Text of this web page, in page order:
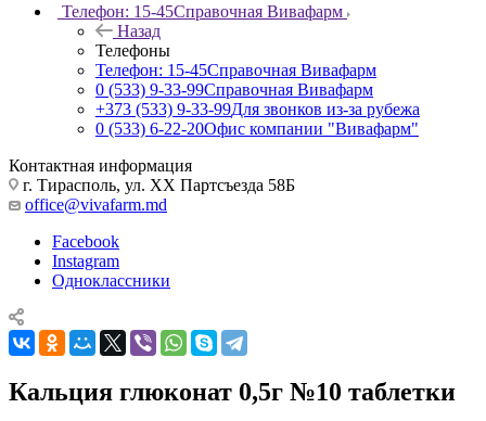
Телефон: 15-45Справочная Вивафарм
Назад
Телефоны
Телефон: 15-45Справочная Вивафарм
0 (533) 9-33-99Справочная Вивафарм
+373 (533) 9-33-99Для звонков из-за рубежа
0 (533) 6-22-20Офис компании "Вивафарм"
Контактная информация
г. Тирасполь, ул. ХХ Партсъезда 58Б
office@vivafarm.md
Facebook
Instagram
Одноклассники
Кальция глюконат 0,5г №10 таблетки